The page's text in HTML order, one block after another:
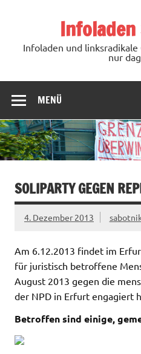
Infoladen und
nur
MENÜ
SOLIPARTY GEGEN
4. Dezember 2013
Am 6.12.2013 findet im
für juristisch betroffene
August 2013 gegen die
der NPD in Erfurt engagiert
Betroffen sind einige,